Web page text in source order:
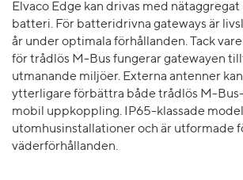
Elvaco Edge kan drivas med nätaggregat
batteri. För batteridrivna gateways är
år under optimala förhållanden. Tack
för trådlös M-Bus fungerar gatewayen
utmanande miljöer. Externa antenner
ytterligare förbättra både trådlös M-
mobil uppkoppling. IP65-klassade
utomhusinstallationer och är utformade
väderförhållanden.